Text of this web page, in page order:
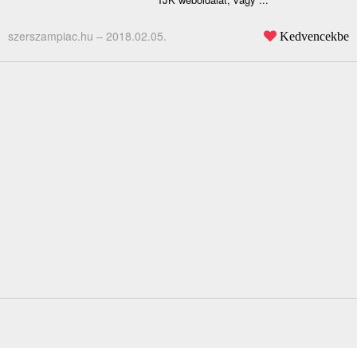
szerszampiac.hu – 2018.02.05. Kedvencekbe